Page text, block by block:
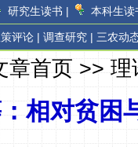
研究生读书 | 本科生读
评论 | 调查研究 | 三农动
章首页>>理
相对贫困